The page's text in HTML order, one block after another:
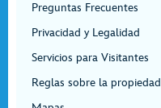
Preguntas Frecuentes
Privacidad y Legalidad
Servicios para Visitantes
Reglas sobre la propiedad